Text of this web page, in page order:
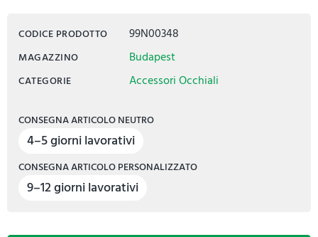
CODICE PRODOTTO 99N00348
MAGAZZINO Budapest
CATEGORIE Accessori Occhiali
CONSEGNA ARTICOLO NEUTRO
4–5 giorni lavorativi
CONSEGNA ARTICOLO PERSONALIZZATO
9–12 giorni lavorativi